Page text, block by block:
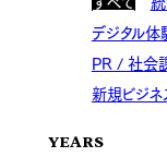
デジタル体
PR / 社会
新規ビジ
YEARS